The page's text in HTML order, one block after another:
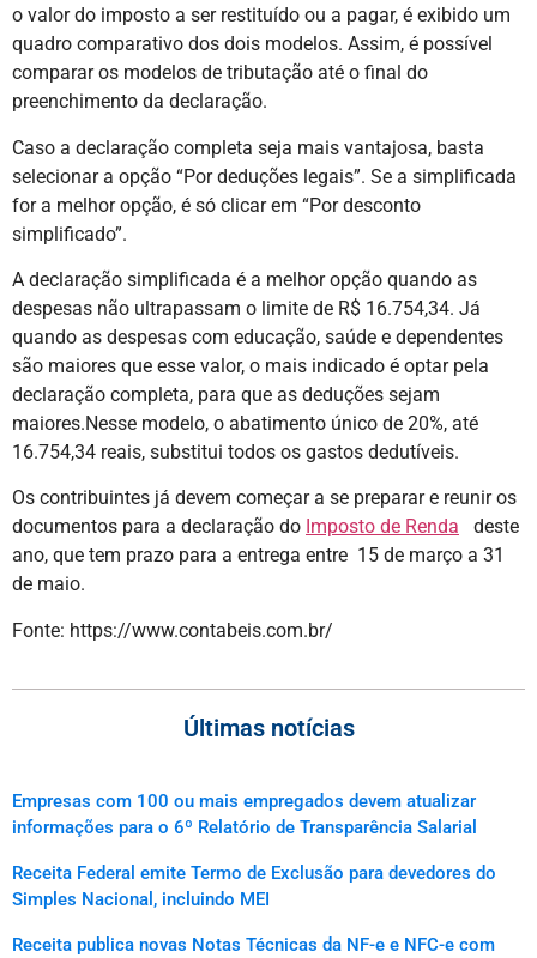
o valor do imposto a ser restituído ou a pagar, é exibido um
quadro comparativo dos dois modelos. Assim, é possível
comparar os modelos de tributação até o final do
preenchimento da declaração.
Caso a declaração completa seja mais vantajosa, basta
selecionar a opção “Por deduções legais”. Se a simplificada
for a melhor opção, é só clicar em “Por desconto
simplificado”.
A declaração simplificada é a melhor opção quando as
despesas não ultrapassam o limite de R$ 16.754,34. Já
quando as despesas com educação, saúde e dependentes
são maiores que esse valor, o mais indicado é optar pela
declaração completa, para que as deduções sejam
maiores.Nesse modelo, o abatimento único de 20%, até
16.754,34 reais, substitui todos os gastos dedutíveis.
Os contribuintes já devem começar a se preparar e reunir os
documentos para a declaração do Imposto de Renda deste
ano, que tem prazo para a entrega entre 15 de março a 31
de maio.
Fonte: https://www.contabeis.com.br/
Últimas notícias
Empresas com 100 ou mais empregados devem atualizar
informações para o 6º Relatório de Transparência Salarial
Receita Federal emite Termo de Exclusão para devedores do
Simples Nacional, incluindo MEI
Receita publica novas Notas Técnicas da NF-e e NFC-e com